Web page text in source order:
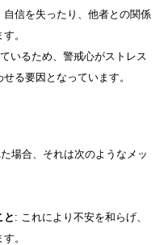
信を失ったり、他者との関係
。
いるため、警戒心がストレス
る要因となっています。
場合、それは次のようなメッ
と : これにより不安を和らげ、
。